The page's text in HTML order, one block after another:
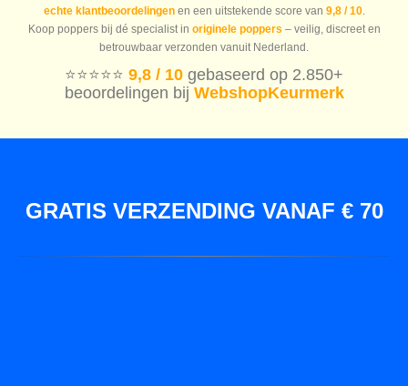
echte klantbeoordelingenen een uitstekende score van 9,8 / 10.
Koop poppers bij dé specialist in originele poppers – veilig, discreet en
betrouwbaar verzonden vanuit Nederland.
⭐️⭐️⭐️⭐️⭐️ 9,8 / 10 gebaseerd op 2.850+
beoordelingen bij WebshopKeurmerk
GRATIS VERZENDING VANAF € 70